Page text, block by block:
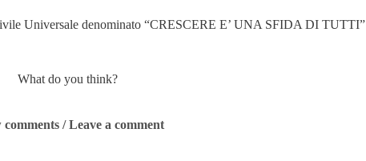
Universale denominato “CRESCERE E’ UNA SFIDA DI TUTTI”
What do you think?
comments / Leave a comment